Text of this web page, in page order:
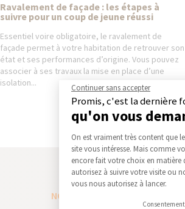
Ravalement de façade : les étapes à
suivre pour un coup de jeune réussi
Essentiel voire obligatoire, le ravalement de
façade permet à votre habitation de retrouver son
état et ses performances d’origine. Vous pouvez
associer à ses travaux la mise en place d’une
isolation...
NOS DOMAINES D’INTERVENTION
Continuer sans accepter
Promis, c'est la dernière
qu'on vous
Plateforme de
On est vraiment très content que
site vous intéresse. Mais comme
encore fait votre choix en matière
autorisez à suivre votre visite ou
vous nous autorisez à lancer.